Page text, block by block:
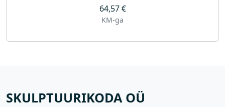
64,57€
KM-ga
SKULPTUURIKODA OÜ